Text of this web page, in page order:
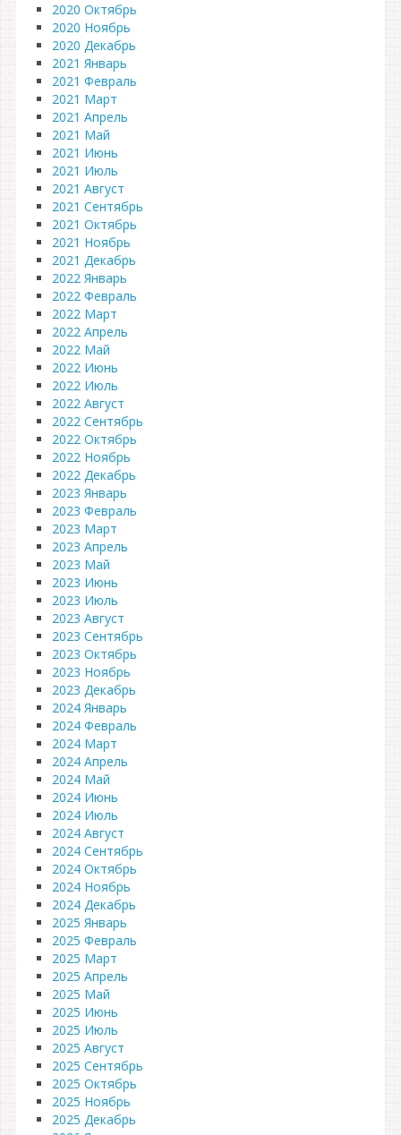
2020 Октябрь
2020 Ноябрь
2020 Декабрь
2021 Январь
2021 Февраль
2021 Март
2021 Апрель
2021 Май
2021 Июнь
2021 Июль
2021 Август
2021 Сентябрь
2021 Октябрь
2021 Ноябрь
2021 Декабрь
2022 Январь
2022 Февраль
2022 Март
2022 Апрель
2022 Май
2022 Июнь
2022 Июль
2022 Август
2022 Сентябрь
2022 Октябрь
2022 Ноябрь
2022 Декабрь
2023 Январь
2023 Февраль
2023 Март
2023 Апрель
2023 Май
2023 Июнь
2023 Июль
2023 Август
2023 Сентябрь
2023 Октябрь
2023 Ноябрь
2023 Декабрь
2024 Январь
2024 Февраль
2024 Март
2024 Апрель
2024 Май
2024 Июнь
2024 Июль
2024 Август
2024 Сентябрь
2024 Октябрь
2024 Ноябрь
2024 Декабрь
2025 Январь
2025 Февраль
2025 Март
2025 Апрель
2025 Май
2025 Июнь
2025 Июль
2025 Август
2025 Сентябрь
2025 Октябрь
2025 Ноябрь
2025 Декабрь